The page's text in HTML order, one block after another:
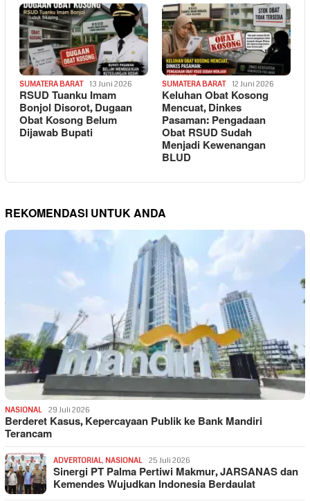
SUMATERA BARAT 13 Juni 2026
RSUD Tuanku Imam
Bonjol Disorot, Dugaan
Obat Kosong Belum
Dijawab Bupati
SUMATERA BARAT 12 Juni 2026
Keluhan Obat Kosong
Mencuat, Dinkes
Pasaman: Pengadaan
Obat RSUD Sudah
Menjadi Kewenangan
BLUD
REKOMENDASI UNTUK ANDA
NASIONAL 29 Juli 2026
Berderet Kasus, Kepercayaan Publik ke Bank Mandiri
Terancam
ADVERTORIAL, NASIONAL 25 Juli 2026
Sinergi PT Palma Pertiwi Makmur, JARSANAS dan
Kemendes Wujudkan Indonesia Berdaulat